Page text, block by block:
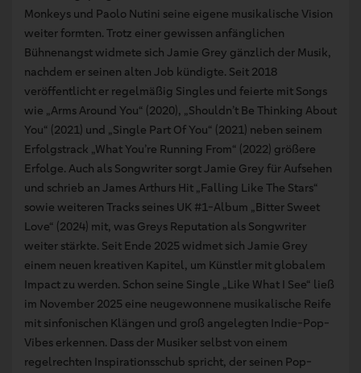
Monkeys und Paolo Nutini seine eigene musikalische Vision
weiter formten. Trotz einer gewissen anfänglichen
Bühnenangst widmete sich Jamie Grey gänzlich der Musik,
nachdem er seinen alten Job kündigte. Seit 2018
veröffentlicht er regelmäßig Singles und feierte mit Songs
wie „Arms Around You“ (2020), „Shouldn’t Be Thinking About
You“ (2021) und „Single Part Of You“ (2021) neben seinem
Erfolgstrack „What You’re Running From“ (2022) größere
Erfolge. Auch als Songwriter sorgt Jamie Grey für Aufsehen
und schrieb an James Arthurs Hit „Falling Like The Stars“
sowie weiteren Tracks seines UK #1-Album „Bitter Sweet
Love“ (2024) mit, was Greys Reputation als Songwriter
weiter stärkte. Seit Ende 2025 widmet sich Jamie Grey
einem neuen kreativen Kapitel, um Künstler mit globalem
Impact zu werden. Schon seine Single „Like What I See“ ließ
im November 2025 eine neugewonnene musikalische Reife
mit sinfonischen Klängen und groß angelegten Indie-Pop-
Vibes erkennen. Dass der Musiker selbst von einem
regelrechten Inspirationsschub spricht, der seinen Pop-